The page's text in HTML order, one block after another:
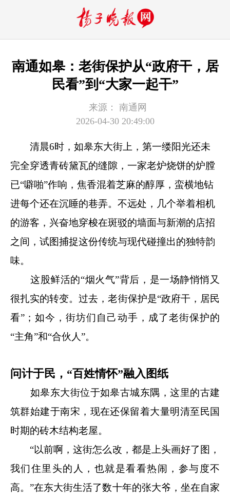
南通如皋：老街保护从“政府干，居
民看”到“大家一起干”
来源：
南通网
2026-04-30 20:49:00
清晨6时，如皋东大街上，第一缕阳光还未
完全穿透青砖黛瓦的缝隙，一家老炉烧饼的炉膛
已“噼啪”作响，焦香混着芝麻的醇厚，蛮横地钻
进每个还在沉睡的巷弄。不远处，几个举着相机
的游客，兴奋地穿梭在斑驳的墙面与新潮的店招
之间，试图捕捉这份传统与现代碰撞出的独特韵
味。
这股鲜活的“烟火气”背后，是一场静悄悄又
很扎实的转变。过去，老街保护是“政府干，居民
看”；如今，街坊们自己动手，成了老街保护的
“主角”和“合伙人”。
问计于民，“百姓情怀”融入图纸
如皋东大街位于如皋古城东隅，这里的古建
筑群始建于南宋，现在还保留着大量明清至民国
时期的砖木结构老屋。
“以前啊，这街怎么改，都是上头画好了图，
我们住里头的人，也就是看看热闹，参与度不
高。”在东大街生活了数十年的张大爷，坐在自家